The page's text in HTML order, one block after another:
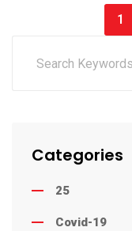
1
Categories
25
Covid-19